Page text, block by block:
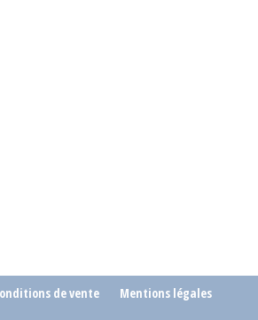
de vente Mentions légales